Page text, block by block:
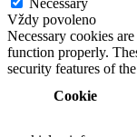
Necessary
Vždy povoleno
Necessary cookies
function properly.
security features of
Cookie